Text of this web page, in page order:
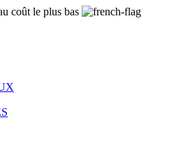
coût le plus bas